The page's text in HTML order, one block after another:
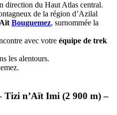
direction du Haut Atlas central.
de la région d’Azilal
Bouguemez, surnommée la
avec votre équipe de trek
les alentours.
Tizi n’Aït Imi (2 900 m) –